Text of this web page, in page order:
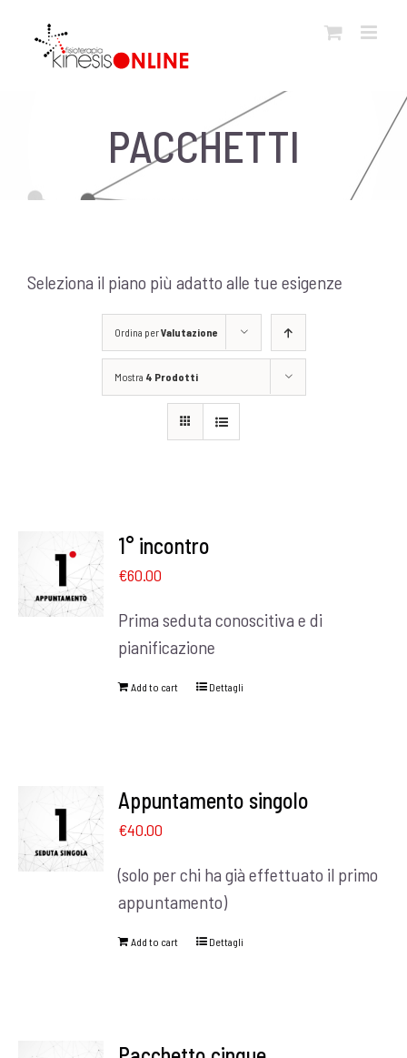
contenuto
PACCHETTI
Seleziona il piano più adatto alle tue esigenze
Ordina perValutazione
Mostra 4 Prodotti
1° incontro
€60.00
Prima seduta conoscitiva e di
pianificazione
Add to cart Dettagli
Appuntamento singolo
€40.00
(solo per chi ha già effettuato il primo
appuntamento)
Add to cart Dettagli